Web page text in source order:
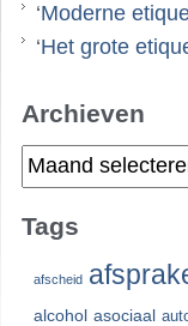
‘Moderne
‘Het grote
Archieven
Archieven
Tags
afscheid
alcohol asociaal